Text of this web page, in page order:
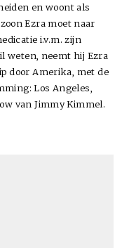
en woont als
Ezra moet naar
i.v.m. zijn
weten, neemt hij Ezra
door Amerika, met de
Los Angeles,
van Jimmy Kimmel.